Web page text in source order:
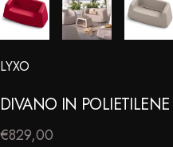
LYXO
DIVANO IN POLIETILENE
€829,00